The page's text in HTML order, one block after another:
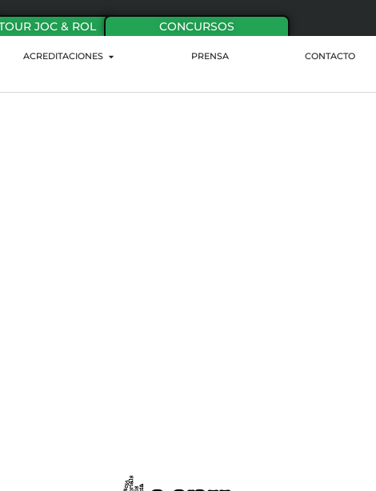
JOC & ROL CONCURSOS
ACREDITACIONES PRENSA CONTACTO